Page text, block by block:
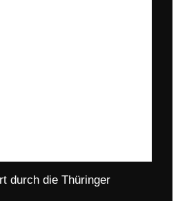
durch die Thüringer